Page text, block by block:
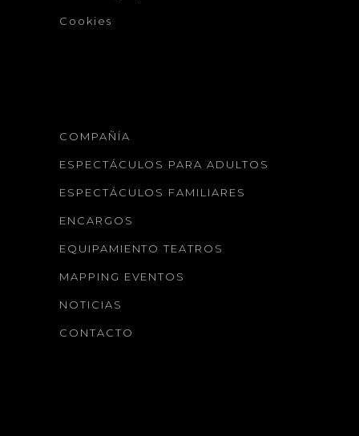
Cookies
COMPAÑÍA
ESPECTÁCULOS PARA ADULTOS
ESPECTÁCULOS FAMILIARES
ENCARGOS
EQUIPAMIENTO TEATROS
MAPPING EVENTOS
NOTICIAS
CONTACTO